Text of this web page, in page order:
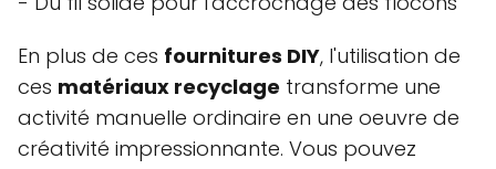
En plus de ces fournitures DIY, l'utilisation de
ces matériaux recyclage transforme une
activité manuelle ordinaire en une oeuvre de
créativité impressionnante. Vous pouvez